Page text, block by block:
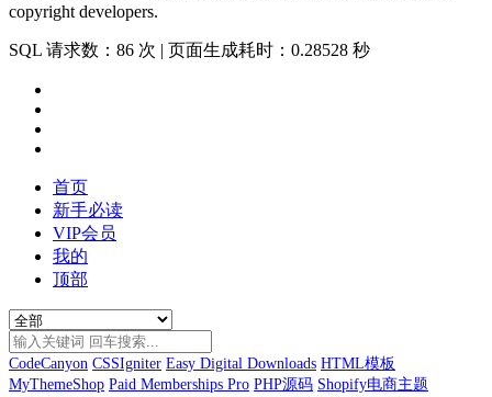
copyright developers.
SQL 请求数：86 次 | 页面生成耗时：0.28528 秒
首页
新手必读
VIP会员
我的
顶部
CodeCanyon CSSIgniter Easy Digital Downloads HTML模板
MyThemeShop Paid Memberships Pro PHP源码 Shopify电商主题